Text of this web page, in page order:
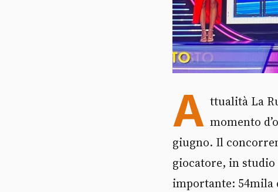
A ttualità La
momento
giugno. Il
giocatore, in
importante: 54mila